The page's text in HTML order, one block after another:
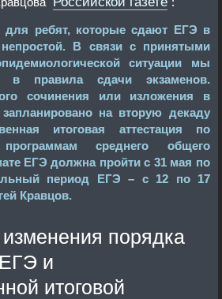
ребят, которые сдают ЕГЭ в
ситуации мы
в правила сдачи экзаменов.
на вторую декаду
итоговая аттестация по
программам среднего общего
с 31 мая по
период ЕГЭ – с 12 по 17
Кравцов.
изменения порядка
и
итоговой